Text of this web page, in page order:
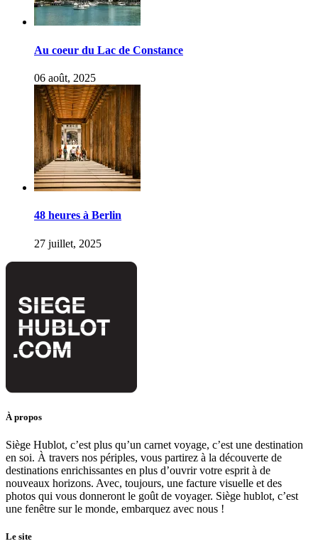
Au coeur du Lac de Constance
06 août, 2025
48 heures à Berlin
27 juillet, 2025
À propos
Siège Hublot, c’est plus qu’un carnet voyage, c’est une destination
en soi. À travers nos périples, vous partirez à la découverte de
destinations enrichissantes en plus d’ouvrir votre esprit à de
nouveaux horizons. Avec, toujours, une facture visuelle et des
photos qui vous donneront le goût de voyager. Siège hublot, c’est
une fenêtre sur le monde, embarquez avec nous !
Le site